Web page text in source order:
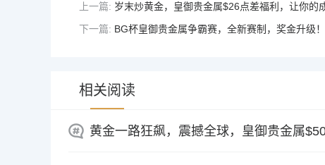
上一篇: 岁末炒黄金，皇御贵金属$26点差福利，让你的
下一篇: BG杯皇御贵金属争霸赛，全新赛制，奖金升级
相关阅读
黄金一路狂飙，震撼全球，皇御贵金属